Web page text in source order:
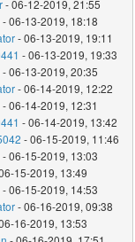
- 06-12-2019, 21:55
- 06-13-2019, 18:18
- 06-13-2019, 19:11
- 06-13-2019, 19:33
- 06-13-2019, 20:35
- 06-14-2019, 12:22
- 06-14-2019, 12:31
- 06-14-2019, 13:42
- 06-15-2019, 11:46
- 06-15-2019, 13:03
15-2019, 13:49
- 06-15-2019, 14:53
- 06-16-2019, 09:38
16-2019, 13:53